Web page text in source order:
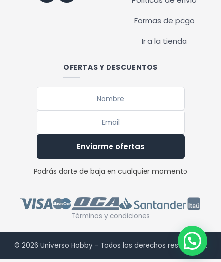
Formas de pago
Ir a la tienda
OFERTAS Y DESCUENTOS
Enviarme ofertas
Podrás darte de baja en cualquier momento
Términos y condiciones
© 2026 Universo Hobby - Todos los derechos reservados.